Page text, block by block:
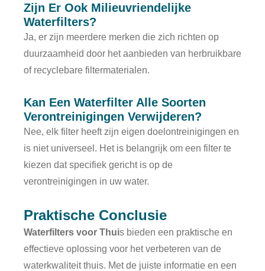
Zijn Er Ook Milieuvriendelijke
Waterfilters?
Ja, er zijn meerdere merken die zich richten op
duurzaamheid door het aanbieden van herbruikbare
of recyclebare filtermaterialen.
Kan Een Waterfilter Alle Soorten
Verontreinigingen Verwijderen?
Nee, elk filter heeft zijn eigen doelontreinigingen en
is niet universeel. Het is belangrijk om een filter te
kiezen dat specifiek gericht is op de
verontreinigingen in uw water.
Praktische Conclusie
Waterfilters voor Thuis bieden een praktische en
effectieve oplossing voor het verbeteren van de
waterkwaliteit thuis. Met de juiste informatie en een